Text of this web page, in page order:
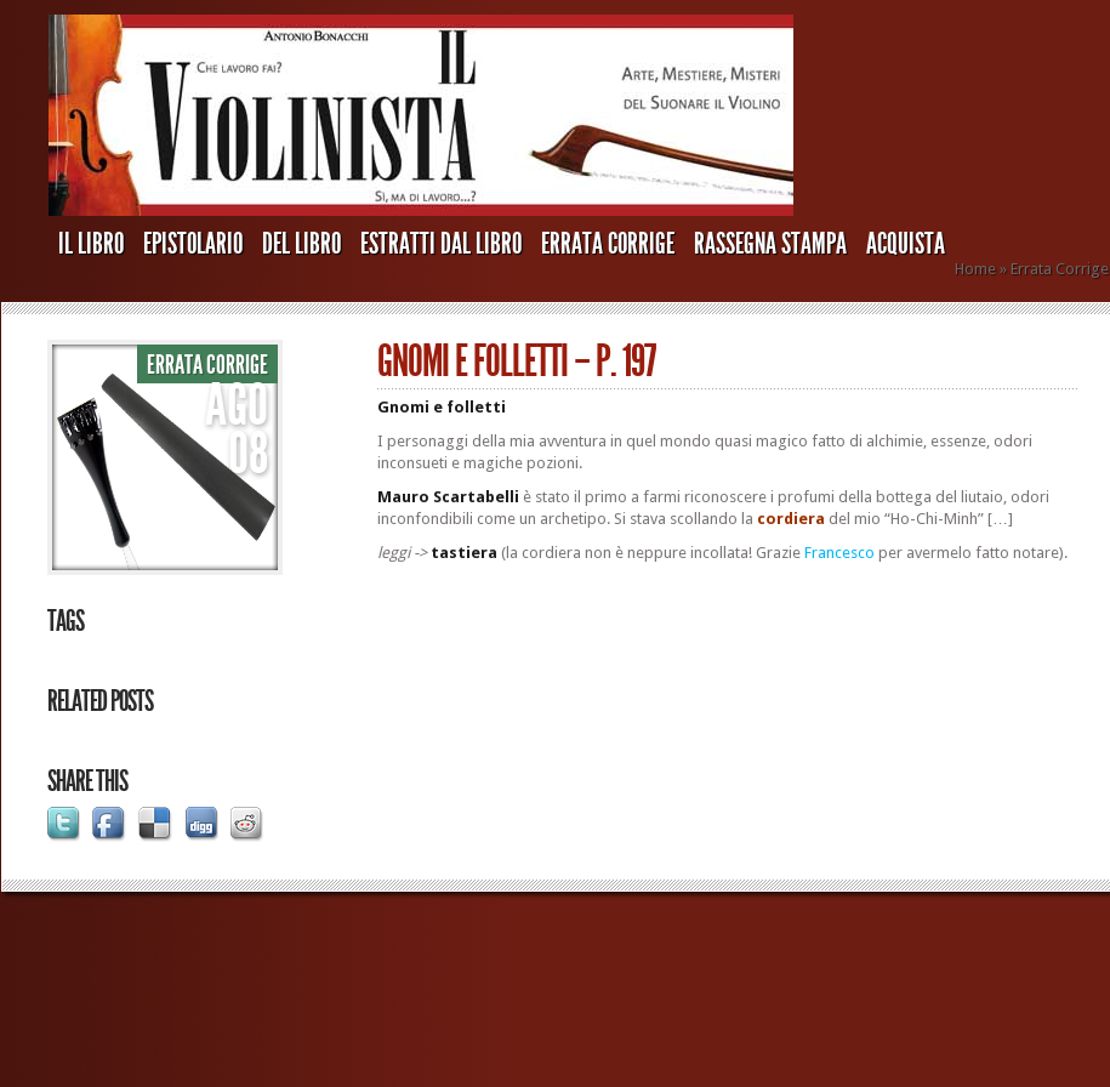
IL LIBRO EPISTOLARIO DEL LIBRO ESTRATTI DAL LIBRO ERRATA CORRIGE RASSEGNA STAMPA ACQUISTA
Home » Errata Corrige
ERRATA CORRIGE
AGO
08
TAGS
RELATED POSTS
SHARE THIS
GNOMI E FOLLETTI – P. 197
Gnomi e folletti
I personaggi della mia avventura in quel mondo quasi magico fatto di alchimie, essenze, odori
inconsueti e magiche pozioni.
Mauro Scartabelli è stato il primo a farmi riconoscere i profumi della bottega del liutaio, odori
inconfondibili come un archetipo. Si stava scollando la cordiera del mio “Ho-Chi-Minh” […]
leggi -> tastiera (la cordiera non è neppure incollata! GrazieFrancesco per avermelo fatto notare).